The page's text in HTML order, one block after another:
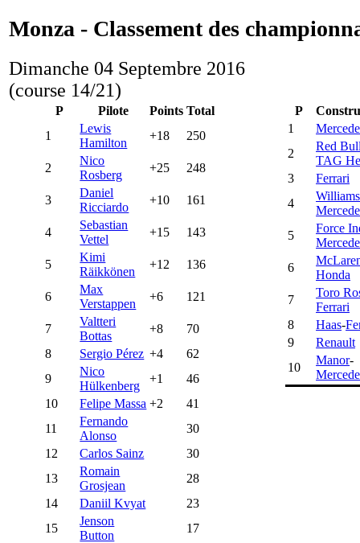
Monza - Classement des
Dimanche 04 Septembre 2016
(course 14/21)
P Pilote Points Total
1
Lewis
Hamilton
+18 250
2
Nico
Rosberg
+25 248
3
Daniel
Ricciardo
+10 161
4
Sebastian
Vettel
+15 143
5
Kimi
Räikkönen
+12 136
6
Max
Verstappen
+6 121
7
Valtteri
Bottas
+8
70
8
Sergio Pérez +4
62
9
Nico
Hülkenberg
+1
46
10
Felipe Massa +2
41
11
Fernando
Alonso
30
12
Carlos Sainz
30
13
Romain
Grosjean
28
14
Daniil Kvyat
23
15
Jenson
Button
17
P
1
2
Red
TAG
3
Ferrari
4
Williams
5
Force
6
Honda
7
Toro
Ferrari
8
Haas-
9
Renault
10
Manor-